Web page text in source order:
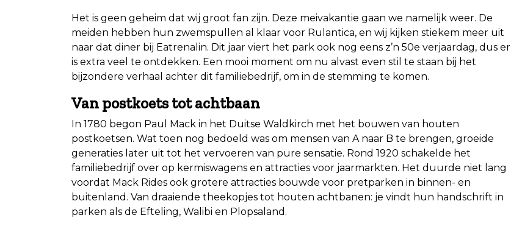
Het is geen geheim dat wij groot fan zijn. Deze meivakantie gaan we namelijk weer. De
meiden hebben hun zwemspullen al klaar voor Rulantica, en wij kijken stiekem meer uit
naar dat diner bij Eatrenalin. Dit jaar viert het park ook nog eens z’n 50e verjaardag, dus er
is extra veel te ontdekken. Een mooi moment om nu alvast even stil te staan bij het
bijzondere verhaal achter dit familiebedrijf, om in de stemming te komen.
Van postkoets tot achtbaan
In 1780 begon Paul Mack in het Duitse Waldkirch met het bouwen van houten
postkoetsen. Wat toen nog bedoeld was om mensen van A naar B te brengen, groeide
generaties later uit tot het vervoeren van pure sensatie. Rond 1920 schakelde het
familiebedrijf over op kermiswagens en attracties voor jaarmarkten. Het duurde niet lang
voordat Mack Rides ook grotere attracties bouwde voor pretparken in binnen- en
buitenland. Van draaiende theekopjes tot houten achtbanen: je vindt hun handschrift in
parken als de Efteling, Walibi en Plopsaland.